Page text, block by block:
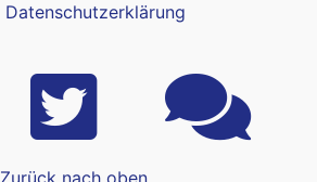
Datenschutzerklärung
Zurück nach oben